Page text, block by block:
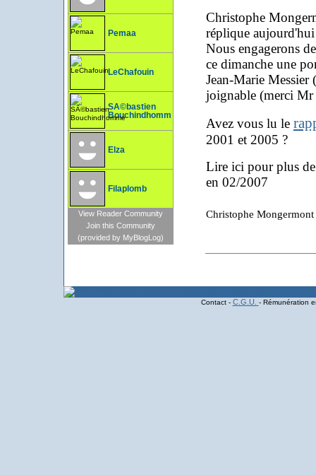
Pemaa
LeChafouin
SÃ©bastien
Bouchindhomme
Elza
Filaplomb
View Reader Community
Join this Community
(provided by MyBlogLog)
Christophe
réplique
Nous engagerons
ce dimanche une
Jean-Marie
joignable (merci Mr
Avez vous lu le
2001 et 2005 ?
Lire ici pour plus
en 02/2007
Christophe Mongermont
Contact - C.G.U. - Rémunération